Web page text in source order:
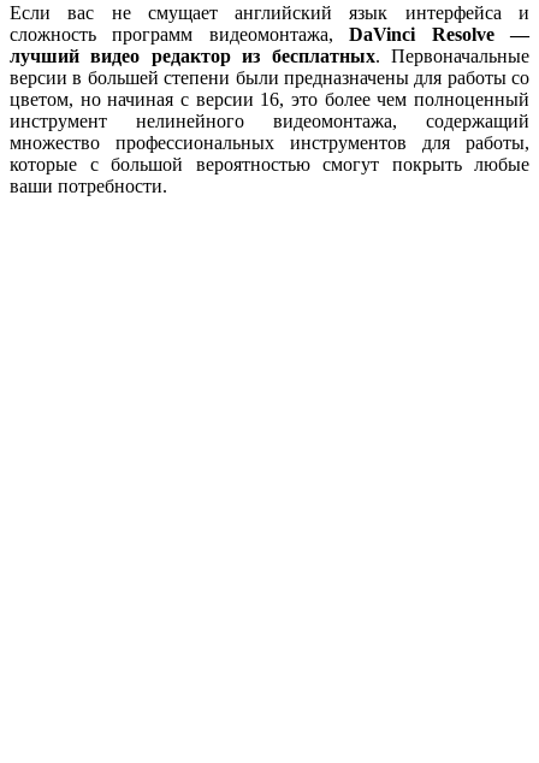
Если вас не смущает английский язык интерфейса и
сложность программ видеомонтажа,DaVinci Resolve —
лучший видео редактор из бесплатных. Первоначальные
версии в большей степени были предназначены для работы со
цветом, но начиная с версии 16, это более чем полноценный
инструмент нелинейного видеомонтажа, содержащий
множество профессиональных инструментов для работы,
которые с большой вероятностью смогут покрыть любые
ваши потребности.